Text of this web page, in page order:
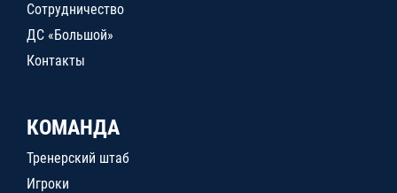
Сотрудничество
ДС «Большой»
Контакты
КОМАНДА
Тренерский штаб
Игроки